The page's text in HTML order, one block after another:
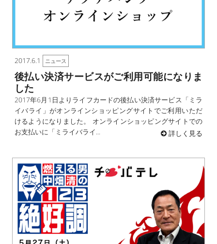
2017.6.1 ニュース
後払い決済サービスがご利用可能になりま
した
2017年6月1日よりライフカードの後払い決済サービス「ミラ
イバライ」がオンラインショッピングサイトでご利用いただ
けるようになりました。 オンラインショッピングサイトでの
お支払いに「ミライバライ...
詳しく見る